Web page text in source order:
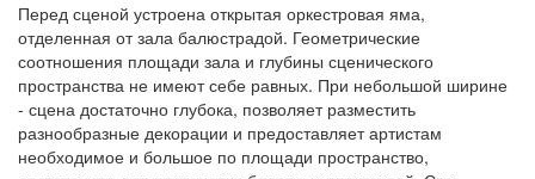
Перед сценой устроена открытая оркестровая яма,
отделенная от зала балюстрадой. Геометрические
соотношения площади зала и глубины сценического
пространства не имеют себе равных. При небольшой ширине
- сцена достаточно глубока, позволяет разместить
разнообразные декорации и предоставляет артистам
необходимое и большое по площади пространство,